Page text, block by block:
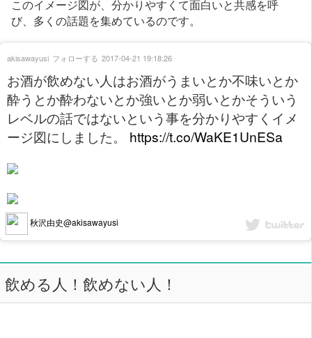
このイメージ図が、分かりやすくて面白いと共感を呼
び、多くの話題を集めているのです。
お酒が飲めない人はお酒がうまいとか不味いとか
酔うとか酔わないとか強いとか弱いとかそういう
レベルの話ではないという事を分かりやすくイメ
ージ図にしました。 https://t.co/WaKE1UnESa
秋沢由史@akisawayusi
akisawayusi フォローする 2017-04-21 19:18:26
飲める人！飲めない人！